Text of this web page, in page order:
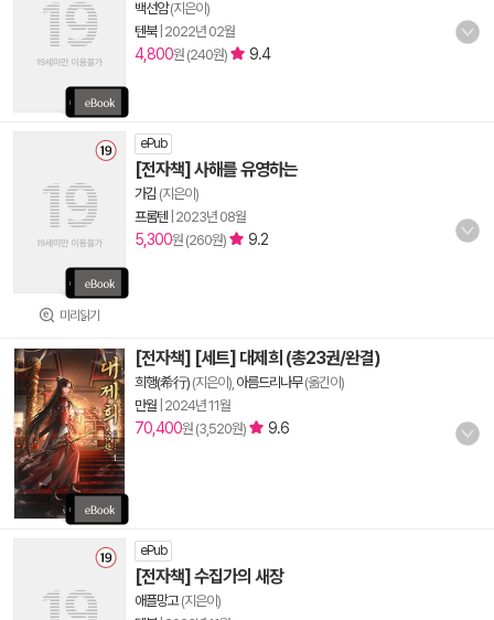
백선암(지은이)
텐북| 2022년 02월
4,800원 (240원) 9.4
미리읽기
ePub
[전자책] 사해를 유영하는
가김 (지은이)
프롬텐 2023년 08월
5,300원 (260원) 9.2
[전자책] [세트] 대제희 (총23권/완결)
희행(希行) (지은이), 아름드리나무(옮긴이)
만월 2024년 11월
70,400원 (3,520원) 9.6
ePub
[전자책] 수집가의 새장
애플망고(지은이)